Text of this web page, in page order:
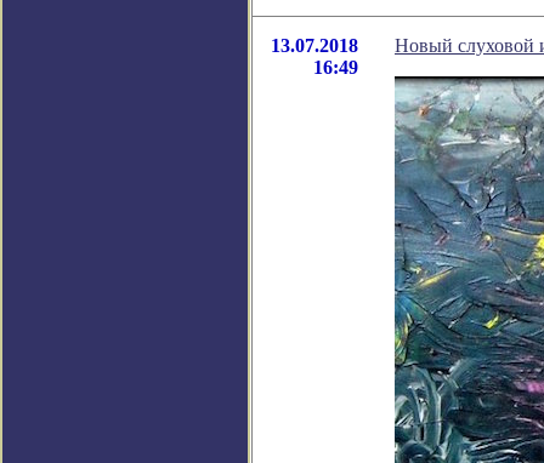
13.07.2018
16:49
Новый слуховой